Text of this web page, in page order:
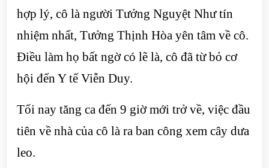
hợp lý, cô là người Tưởng Nguyệt Như tín
nhiệm nhất, Tưởng Thịnh Hòa yên tâm về cô.
Điều làm họ bất ngờ có lẽ là, cô đã từ bỏ cơ
hội đến Y tế Viễn Duy.
Tối nay tăng ca đến 9 giờ mới trở về, việc đầu
tiên về nhà của cô là ra ban công xem cây dưa
leo.